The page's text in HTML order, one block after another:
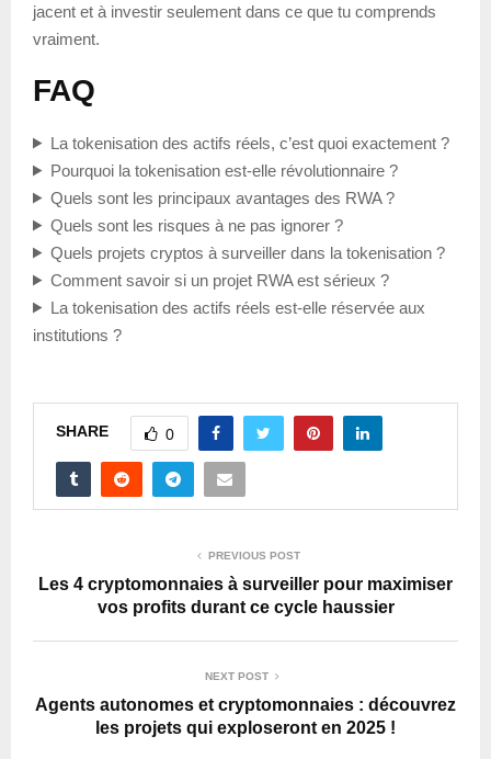
jacent et à investir seulement dans ce que tu comprends
vraiment.
FAQ
La tokenisation des actifs réels, c’est quoi exactement ?
Pourquoi la tokenisation est-elle révolutionnaire ?
Quels sont les principaux avantages des RWA ?
Quels sont les risques à ne pas ignorer ?
Quels projets cryptos à surveiller dans la tokenisation ?
Comment savoir si un projet RWA est sérieux ?
La tokenisation des actifs réels est-elle réservée aux
institutions ?
SHARE 0
PREVIOUS POST
Les 4 cryptomonnaies à surveiller pour maximiser
vos profits durant ce cycle haussier
NEXT POST
Agents autonomes et cryptomonnaies : découvrez
les projets qui exploseront en 2025 !